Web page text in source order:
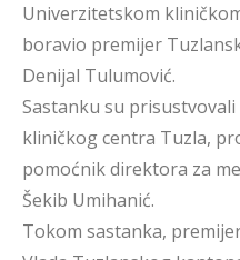
Univerzitetskom
boravio premijer
Denijal Tulumović.
Sastanku su
kliničkog centra Tuzla,
pomoćnik direktora za
Šekib Umihanić.
Tokom sastanka,